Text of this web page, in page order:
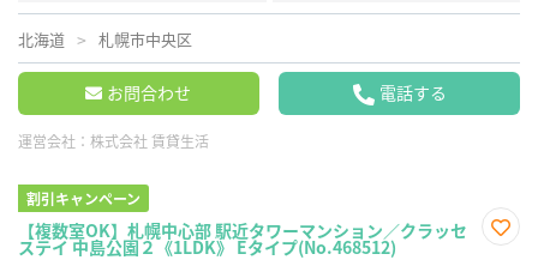
北海道 札幌市中央区
お問合わせ 電話する
運営会社： 株式会社 賃貸生活
割引キャンペーン
【複数室OK】札幌中心部 駅近タワーマンション／クラッセ
ステイ 中島公園２《1LDK》 Eタイプ(No.468512)